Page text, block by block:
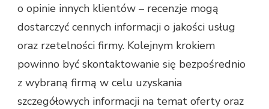
o opinie innych klientów – recenzje mogą
dostarczyć cennych informacji o jakości usług
oraz rzetelności firmy. Kolejnym krokiem
powinno być skontaktowanie się bezpośrednio
z wybraną firmą w celu uzyskania
szczegółowych informacji na temat oferty oraz